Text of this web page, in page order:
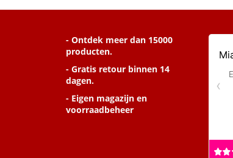
- Ontdek meer dan 15000
producten.
- Gratis retour binnen 14
dagen.
- Eigen magazijn en
voorraadbeheer